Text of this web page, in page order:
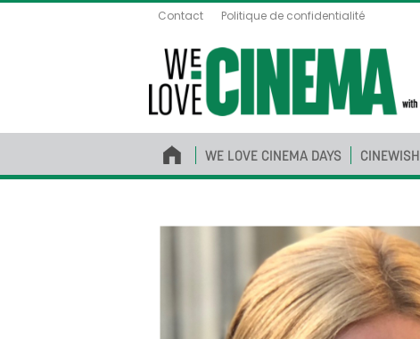
Contact Politique de confidentialité
WE LOVE CINEMA DAYS CINEWISH